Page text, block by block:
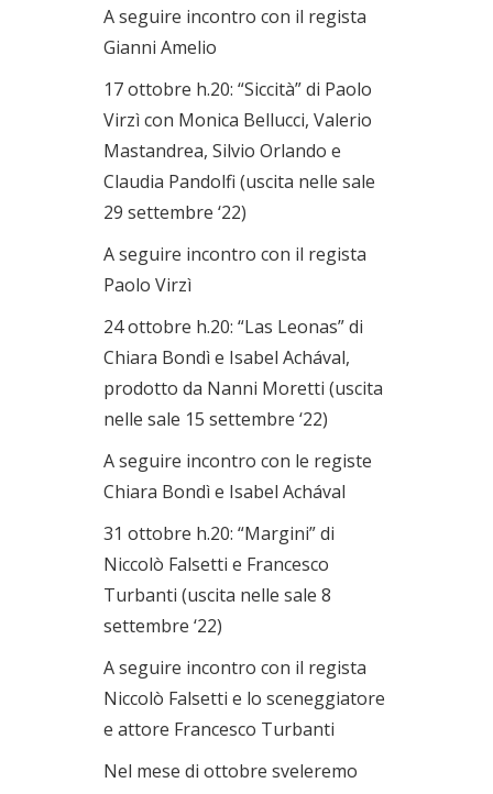
A seguire incontro con il regista
Gianni Amelio
17 ottobre h.20: “Siccità” di Paolo
Virzì con Monica Bellucci, Valerio
Mastandrea, Silvio Orlando e
Claudia Pandolfi (uscita nelle sale
29 settembre ‘22)
A seguire incontro con il regista
Paolo Virzì
24 ottobre h.20: “Las Leonas” di
Chiara Bondì e Isabel Achával,
prodotto da Nanni Moretti (uscita
nelle sale 15 settembre ‘22)
A seguire incontro con le registe
Chiara Bondì e Isabel Achával
31 ottobre h.20: “Margini” di
Niccolò Falsetti e Francesco
Turbanti (uscita nelle sale 8
settembre ‘22)
A seguire incontro con il regista
Niccolò Falsetti e lo sceneggiatore
e attore Francesco Turbanti
Nel mese di ottobre sveleremo